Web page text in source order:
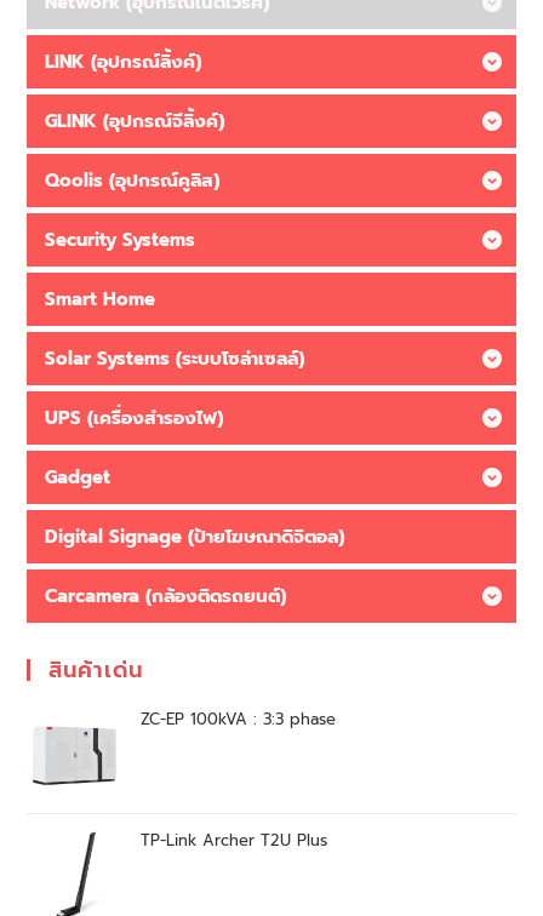
LINK (อุปกรณ์ลิ้งค์)
GLINK (อุปกรณ์จีลิ้งค์)
Qoolis (อุปกรณ์คูลิส)
Security Systems
Smart Home
Solar Systems (ระบบโซล่าเซลล์)
UPS (เครื่องสำรองไฟ)
Gadget
Digital Signage (ป้ายโฆษณาดิจิตอล)
Carcamera (กล้องติดรถยนต์)
สินค้าเด่น
ZC-EP 100kVA : 3:3 phase
TP-Link Archer T2U Plus